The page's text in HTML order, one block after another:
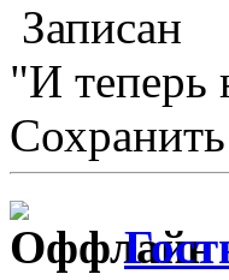
Записан
"И теперь